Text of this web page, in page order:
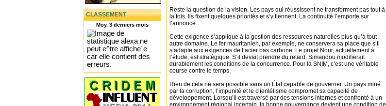
CLASSEMENT
Moy. 3 derniers mois
Reste la question de la vision. Les pays qui réussissent ne transforment pas tout à
la fois. Ils fixent quelques priorités et s’y tiennent. La continuité l’emporte sur
l’annonce.
Cette exigence s’applique à la gestion des ressources naturelles plus qu’à tout
autre domaine. Le fer mauritanien, par exemple, ne conservera sa place que s’il
s’adapte aux exigences de l’acier bas carbone. Le projet Nour, actuellement à
l’étude, est stratégique. S’il devait prendre du retard, Simandou modifierait
durablement les conditions de la concurrence. Pour la SNIM, c’est une véritable
course contre le temps.
Rien de cela ne sera possible sans un État capable de gouverner. Un pays miné
par la corruption, l’impunité et le clientélisme compromet sa capacité de
développement. Lorsqu’il est traversé par des tensions internes et confronté à un
environnement régional incertain, la bonne gouvernance devient une condition de